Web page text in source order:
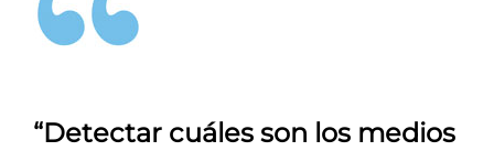
“Detectar cuáles son los medios